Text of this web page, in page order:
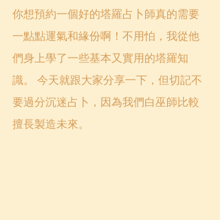
你想預約一個好的塔羅占卜師真的需要
一點點運氣和緣份啊！不用怕，我從他
們身上學了一些基本又實用的塔羅知
識。 今天就跟大家分享一下，但切記不
要過分沉迷占卜，因為我們白巫師比較
擅長製造未來。